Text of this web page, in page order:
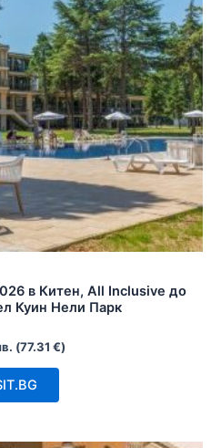
в Китен, All Inclusive до
Куин Нели Парк
(77.31 €)